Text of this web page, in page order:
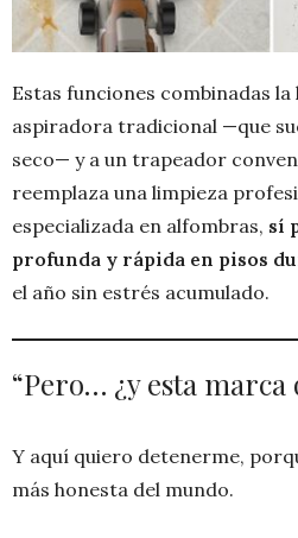
Estas funciones combinadas
aspiradora tradicional —que
seco— y a un trapeador
reemplaza una limpieza
especializada en alfombras, sí
profunda y rápida en pisos
el año sin estrés acumulado.
“Pero… ¿y esta marca
Y aquí quiero detenerme,
más honesta del mundo.